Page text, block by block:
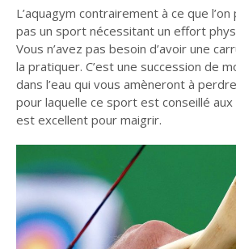
L’aquagym contrairement à ce que
pas un sport nécessitant un effort
Vous n’avez pas besoin d’avoir une
la pratiquer. C’est une succession de
dans l’eau qui vous amèneront à
pour laquelle ce sport est conseillé
est excellent pour maigrir.